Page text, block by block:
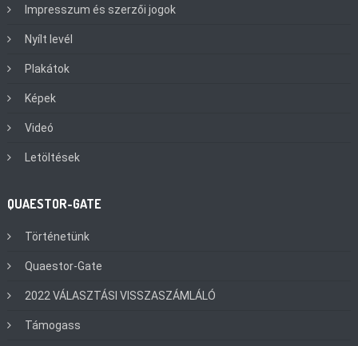
Impresszum és szerzői jogok
Nyílt levél
Plakátok
Képek
Videó
Letöltések
QUAESTOR-GATE
Történetünk
Quaestor-Gate
2022 VÁLASZTÁSI VISSZASZÁMLÁLÓ
Támogass